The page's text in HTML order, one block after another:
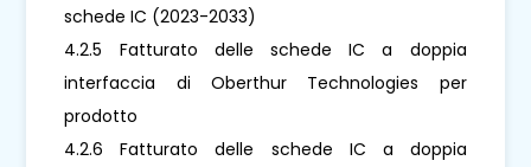
schede IC (2023-2033)
4.2.5 Fatturato delle schede IC a doppia
interfaccia di Oberthur Technologies per
prodotto
4.2.6 Fatturato delle schede IC a doppia